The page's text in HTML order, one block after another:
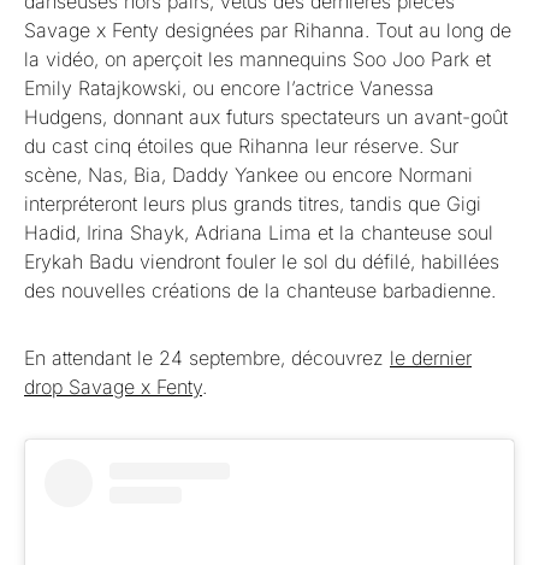
Savage x Fenty designées par Rihanna. Tout au long de
la vidéo, on aperçoit les mannequins Soo Joo Park et
Emily Ratajkowski, ou encore l’actrice Vanessa
Hudgens, donnant aux futurs spectateurs un avant-goût
du cast cinq étoiles que Rihanna leur réserve. Sur
scène, Nas, Bia, Daddy Yankee ou encore Normani
interpréteront leurs plus grands titres, tandis que Gigi
Hadid, Irina Shayk, Adriana Lima et la chanteuse soul
Erykah Badu viendront fouler le sol du défilé, habillées
des nouvelles créations de la chanteuse barbadienne.
En attendant le 24 septembre, découvrez le dernier
drop Savage x Fenty.